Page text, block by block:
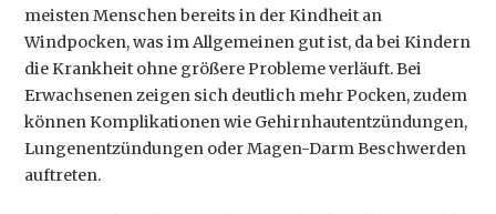
meisten Menschen bereits in der Kindheit an
Windpocken, was im Allgemeinen gut ist, da bei Kindern
die Krankheit ohne größere Probleme verläuft. Bei
Erwachsenen zeigen sich deutlich mehr Pocken, zudem
können Komplikationen wie Gehirnhautentzündungen,
Lungenentzündungen oder Magen-Darm Beschwerden
auftreten.